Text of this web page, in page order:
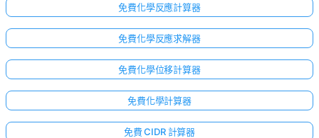
免費化學反應計算器
免費化學反應求解器
免費化學位移計算器
免費化學計算器
免費 CIDR 計算器